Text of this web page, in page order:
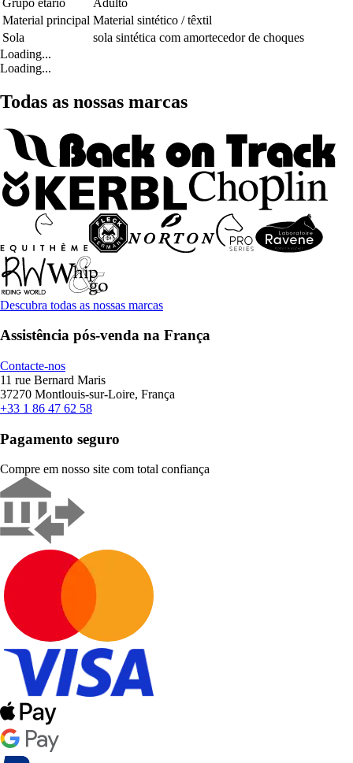
Material principal Material sintético / têxtil
Sola
sola sintética com amortecedor de choques
Loading...
Loading...
Todas as nossas marcas
Descubra todas as nossas marcas
Assistência pós-venda na França
Contacte-nos
11 rue Bernard Maris
37270 Montlouis-sur-Loire, França
+33 1 86 47 62 58
Pagamento seguro
Compre em nosso site com total confiança